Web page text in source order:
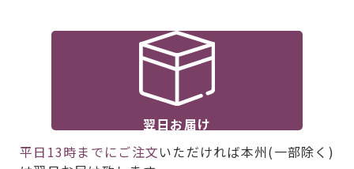
翌日お届け
平日13時までにご注文いただければ本州(一部除く)